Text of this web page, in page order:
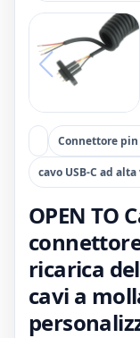
Connettore pin
cavo USB-C ad
OPEN TO
ricarica
cavi a